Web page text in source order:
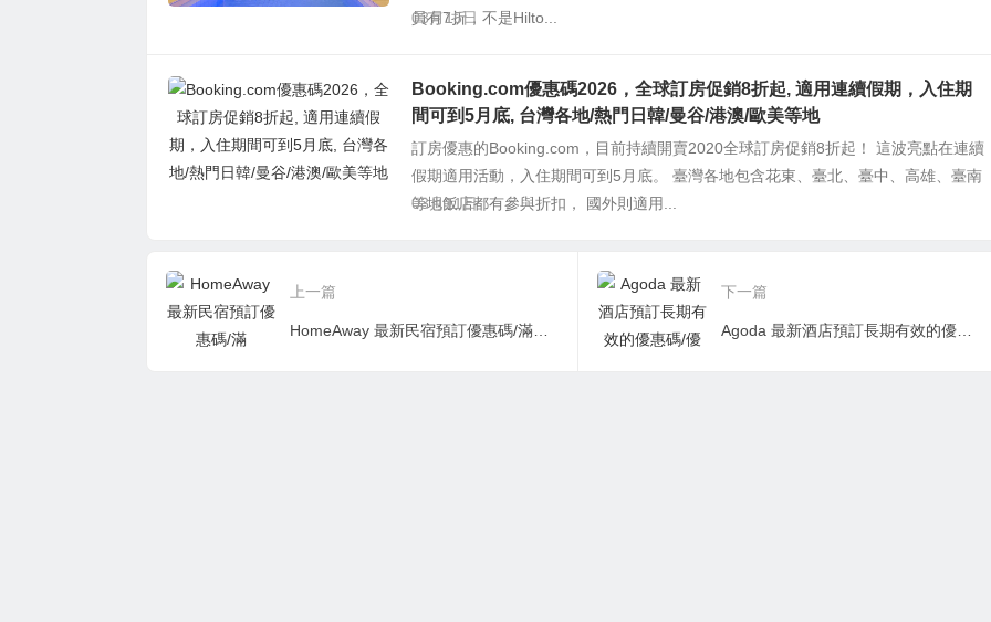
員有7折，不是Hilto...
03月15日
Booking.com優惠碼2026，全球訂房促銷8折起, 適用連續假期，入住期
間可到5月底, 台灣各地/熱門日韓/曼谷/港澳/歐美等地
訂房優惠的Booking.com，目前持續開賣2020全球訂房促銷8折起！ 這波亮點在連續
假期適用活動，入住期間可到5月底。 臺灣各地包含花東、臺北、臺中、高雄、臺南
等地飯店都有參與折扣， 國外則適用...
03月11日
上一篇 下一篇
Agoda 最新酒店預訂長期有效的優惠碼/優惠折扣代碼推薦